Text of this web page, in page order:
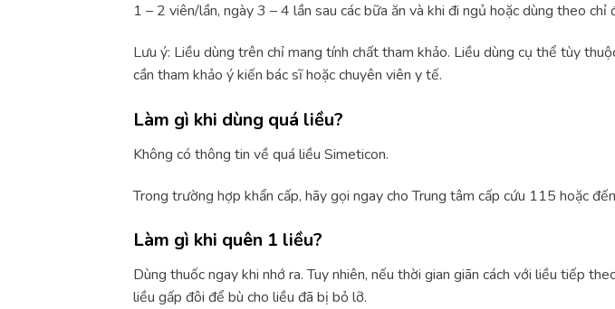
1 – 2 viên/lần, ngày 3 – 4 lần sau các bữa ăn và khi đi ngủ hoặc dùng theo chỉ
Lưu ý: Liều dùng trên chỉ mang tính chất tham khảo. Liều dùng cụ thể tùy
cần tham khảo ý kiến bác sĩ hoặc chuyên viên y tế.
Làm gì khi dùng quá liều?
Không có thông tin về quá liều Simeticon.
Trong trường hợp khẩn cấp, hãy gọi ngay cho Trung tâm cấp cứu 115 hoặc
Làm gì khi quên 1 liều?
Dùng thuốc ngay khi nhớ ra. Tuy nhiên, nếu thời gian giãn cách với liều tiếp
liều gấp đôi để bù cho liều đã bị bỏ lỡ.